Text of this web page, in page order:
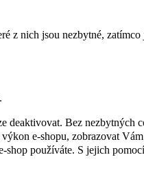
z nich jsou nezbytné,
deaktivovat. Bez nezbytných
e-shopu, zobrazovat
používáte. S jejich